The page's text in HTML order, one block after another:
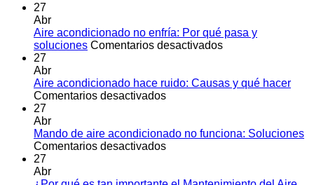
27
Abr
Aire acondicionado no enfría: Por qué pasa y
soluciones Comentarios desactivadosen
no
pasa
27
Abr
Aire acondicionado hace ruido: Causas y qué hacer
Comentarios desactivadosen
hace
ruido:
27
Abr
Mando de aire acondicionado no funciona: Soluciones
Comentarios desactivadosen
27
Abr